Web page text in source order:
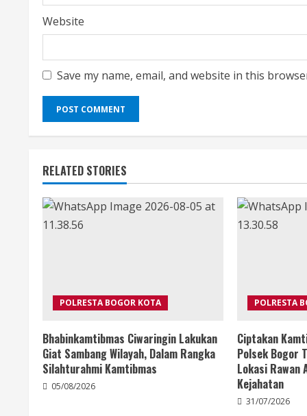
Website
Save my name, email, and website in this
RELATED STORIES
POLRESTA BOGOR KOTA
Bhabinkamtibmas Ciwaringin Lakukan
Giat Sambang Wilayah, Dalam Rangka
Silahturahmi Kamtibmas
05/08/2026
POLRESTA
Ciptakan
Polsek Bogor
Lokasi Rawan
Kejahatan
31/07/2026